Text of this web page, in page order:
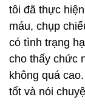
tôi đã thực
máu, chụp
có tình trạng
cho thấy chức
không quá
tốt và nói